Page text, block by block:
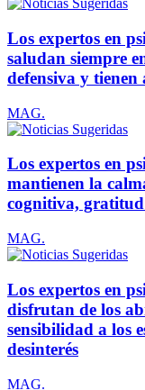
Los expertos en
saludan siempre
defensiva y tienen
MAG.
Los expertos en
mantienen la
cognitiva,
MAG.
Los expertos en
disfrutan de los
sensibilidad a los
desinterés
MAG.